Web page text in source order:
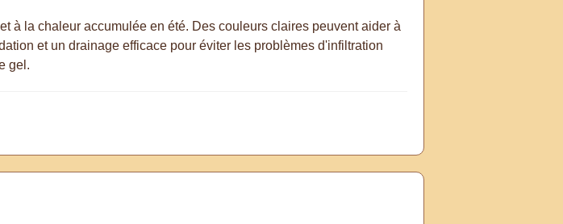
à la chaleur accumulée en été. Des couleurs claires peuvent aider à
et un drainage efficace pour éviter les problèmes d'infiltration
gel.